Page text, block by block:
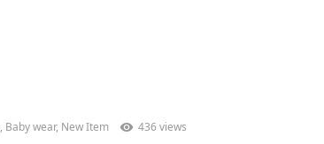
, Baby wear, New Item 436 views